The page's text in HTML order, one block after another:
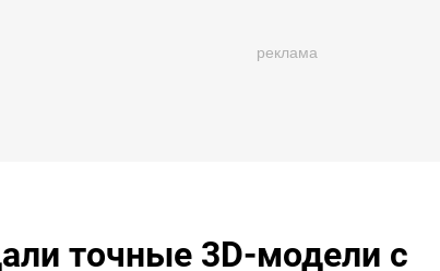
точные 3D-модели с